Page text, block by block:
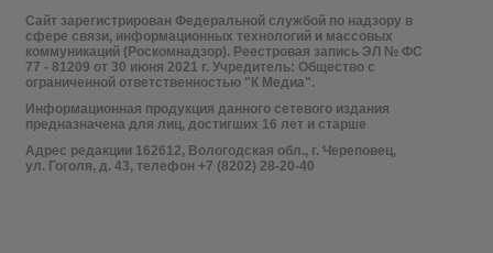
Сайт зарегистрирован Федеральной службой по надзору в
сфере связи, информационных технологий и массовых
коммуникаций (Роскомнадзор). Реестровая запись ЭЛ № ФС
77 - 81209 от 30 июня 2021 г. Учредитель: Общество с
ограниченной ответственностью "К Медиа".
Информационная продукция данного сетевого издания
предназначена для лиц, достигших 16 лет и старше
Адрес редакции 162612, Вологодская обл., г. Череповец,
ул. Гоголя, д. 43, телефон +7 (8202) 28-20-40